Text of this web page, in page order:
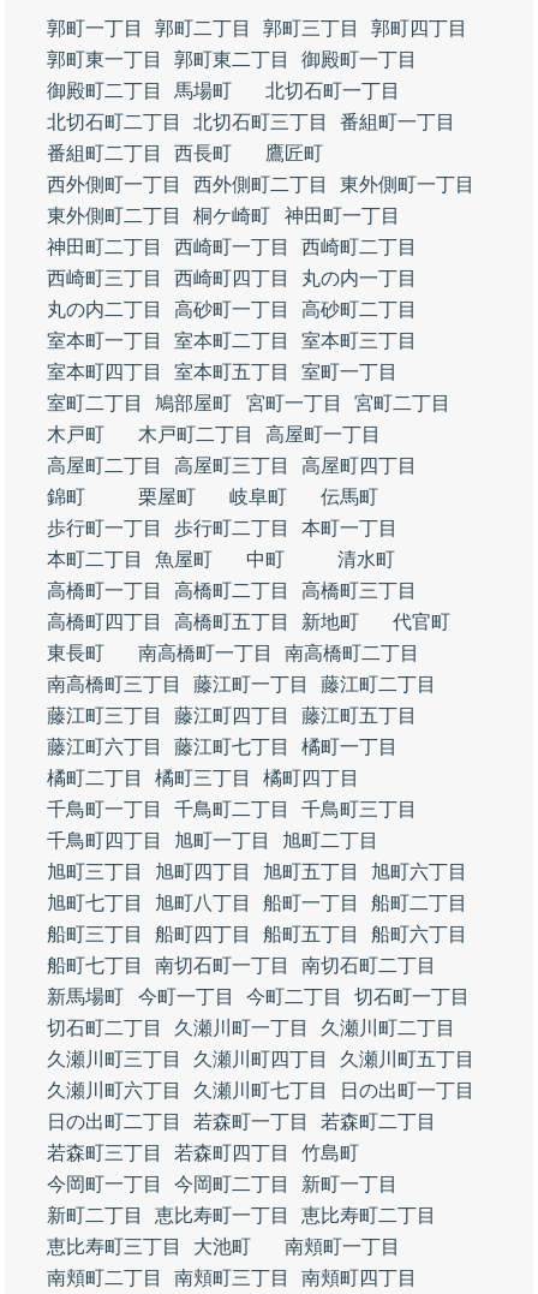
郭町一丁目 郭町二丁目 郭町三丁目
郭町四丁目
郭町東一丁目
郭町東二丁目
御殿町一丁目
御殿町二丁目
馬場町
北切石町一丁目
北切石町二丁目
北切石町三丁目
番組町一丁目
番組町二丁目
西長町
鷹匠町
西外側町一丁目
西外側町二丁目
東外側町一丁目
東外側町二丁目
桐ケ崎町
神田町一丁目
神田町二丁目
西崎町一丁目
西崎町二丁目
西崎町三丁目
西崎町四丁目
丸の内一丁目
丸の内二丁目
高砂町一丁目
高砂町二丁目
室本町一丁目
室本町二丁目
室本町三丁目
室本町四丁目
室本町五丁目
室町一丁目
室町二丁目
鳩部屋町 宮町一丁目
宮町二丁目
木戸町
木戸町二丁目
高屋町一丁目
高屋町二丁目
高屋町三丁目
高屋町四丁目
錦町
栗屋町 岐阜町
伝馬町
歩行町一丁目
歩行町二丁目
本町一丁目
本町二丁目
魚屋町 中町
清水町
高橋町一丁目
高橋町二丁目
高橋町三丁目
高橋町四丁目
高橋町五丁目 新地町
代官町
東長町
南高橋町一丁目
南高橋町二丁目
南高橋町三丁目
藤江町一丁目
藤江町二丁目
藤江町三丁目
藤江町四丁目
藤江町五丁目
藤江町六丁目
藤江町七丁目
橘町一丁目
橘町二丁目
橘町三丁目
橘町四丁目
千鳥町一丁目
千鳥町二丁目
千鳥町三丁目
千鳥町四丁目
旭町一丁目
旭町二丁目
旭町三丁目
旭町四丁目 旭町五丁目
旭町六丁目
旭町七丁目
旭町八丁目 船町一丁目
船町二丁目
船町三丁目
船町四丁目 船町五丁目
船町六丁目
船町七丁目
南切石町一丁目
南切石町二丁目
新馬場町
今町一丁目 今町二丁目
切石町一丁目
切石町二丁目
久瀬川町一丁目
久瀬川町二丁目
久瀬川町三丁目
久瀬川町四丁目
久瀬川町五丁目
久瀬川町六丁目
久瀬川町七丁目
日の出町一丁目
日の出町二丁目
若森町一丁目
若森町二丁目
若森町三丁目
若森町四丁目
竹島町
今岡町一丁目
今岡町二丁目
新町一丁目
新町二丁目
恵比寿町一丁目
恵比寿町二丁目
恵比寿町三丁目
大池町
南頬町一丁目
南頬町二丁目
南頬町三丁目
南頬町四丁目